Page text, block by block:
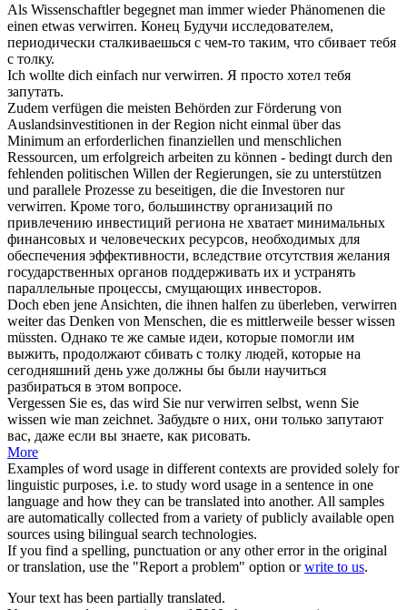
Als Wissenschaftler begegnet man immer wieder Phänomenen die
einen etwas verwirren. Конец Будучи исследователем,
периодически сталкиваешься с чем-то таким, что сбивает тебя
с толку.
Ich wollte dich einfach nurverwirren. Я просто хотел тебя
запутать.
Zudem verfügen die meisten Behörden zur Förderung von
Auslandsinvestitionen in der Region nicht einmal über das
Minimum an erforderlichen finanziellen und menschlichen
Ressourcen, um erfolgreich arbeiten zu können - bedingt durch den
fehlenden politischen Willen der Regierungen, sie zu unterstützen
und parallele Prozesse zu beseitigen, die die Investoren nur
verwirren. Кроме того, большинству организаций по
привлечению инвестиций региона не хватает минимальных
финансовых и человеческих ресурсов, необходимых для
обеспечения эффективности, вследствие отсутствия желания
государственных органов поддерживать их и устранять
параллельные процессы, смущающих инвесторов.
Doch eben jene Ansichten, die ihnen halfen zu überleben, verwirren
weiter das Denken von Menschen, die es mittlerweile besser wissen
müssten. Однако те же самые идеи, которые помогли им
выжить, продолжают сбивать с толку людей, которые на
сегодняшний день уже должны бы были научиться
разбираться в этом вопросе.
Vergessen Sie es, das wird Sie nurverwirren selbst, wenn Sie
wissen wie man zeichnet. Забудьте о них, они только запутают
вас, даже если вы знаете, как рисовать.
More
Examples of word usage in different contexts are provided solely for
linguistic purposes, i.e. to study word usage in a sentence in one
language and how they can be translated into another. All samples
are automatically collected from a variety of publicly available open
sources using bilingual search technologies.
If you find a spelling, punctuation or any other error in the original
or translation, use the "Report a problem" option orwrite to us.
Your text has been partially translated.